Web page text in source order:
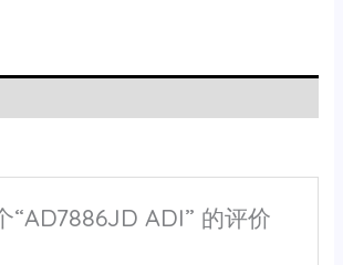
“AD7886JD ADI” 的评价